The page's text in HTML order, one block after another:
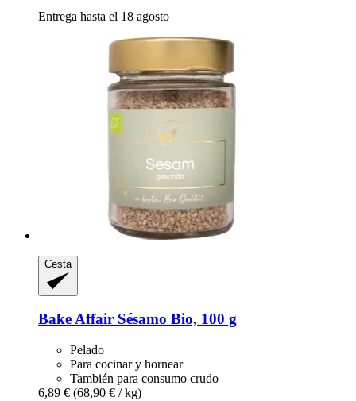
Entrega hasta el 18 agosto
Cesta
Bake Affair Sésamo Bio, 100 g
Pelado
Para cocinar y hornear
También para consumo crudo
6,89 € (68,90 € / kg)